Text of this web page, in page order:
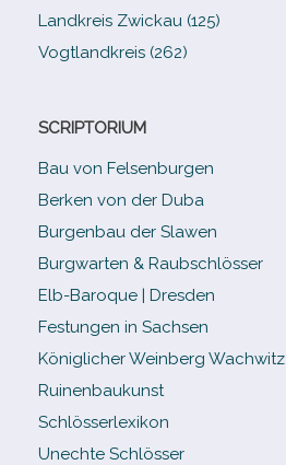
Landkreis Zwickau (125)
Vogtlandkreis (262)
SCRIPTORIUM
Bau von Felsenburgen
Berken von der Duba
Burgenbau der Slawen
Burgwarten & Raubschlösser
Elb-​Baroque | Dresden
Festungen in Sachsen
Königlicher Weinberg Wachwitz
Ruinenbaukunst
Schlösserlexikon
Unechte Schlösser